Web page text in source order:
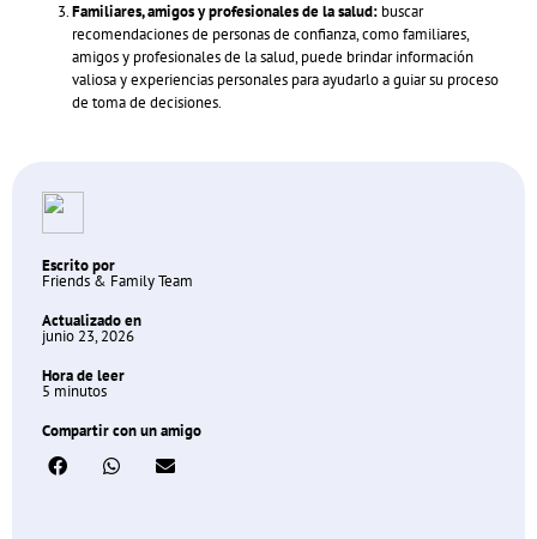
Familiares, amigos y profesionales de la salud: buscar
recomendaciones de personas de confianza, como familiares,
amigos y profesionales de la salud, puede brindar información
valiosa y experiencias personales para ayudarlo a guiar su proceso
de toma de decisiones.
Escrito por
Friends & Family Team
Actualizado en
junio 23, 2026
Hora de leer
5 minutos
Compartir con un amigo